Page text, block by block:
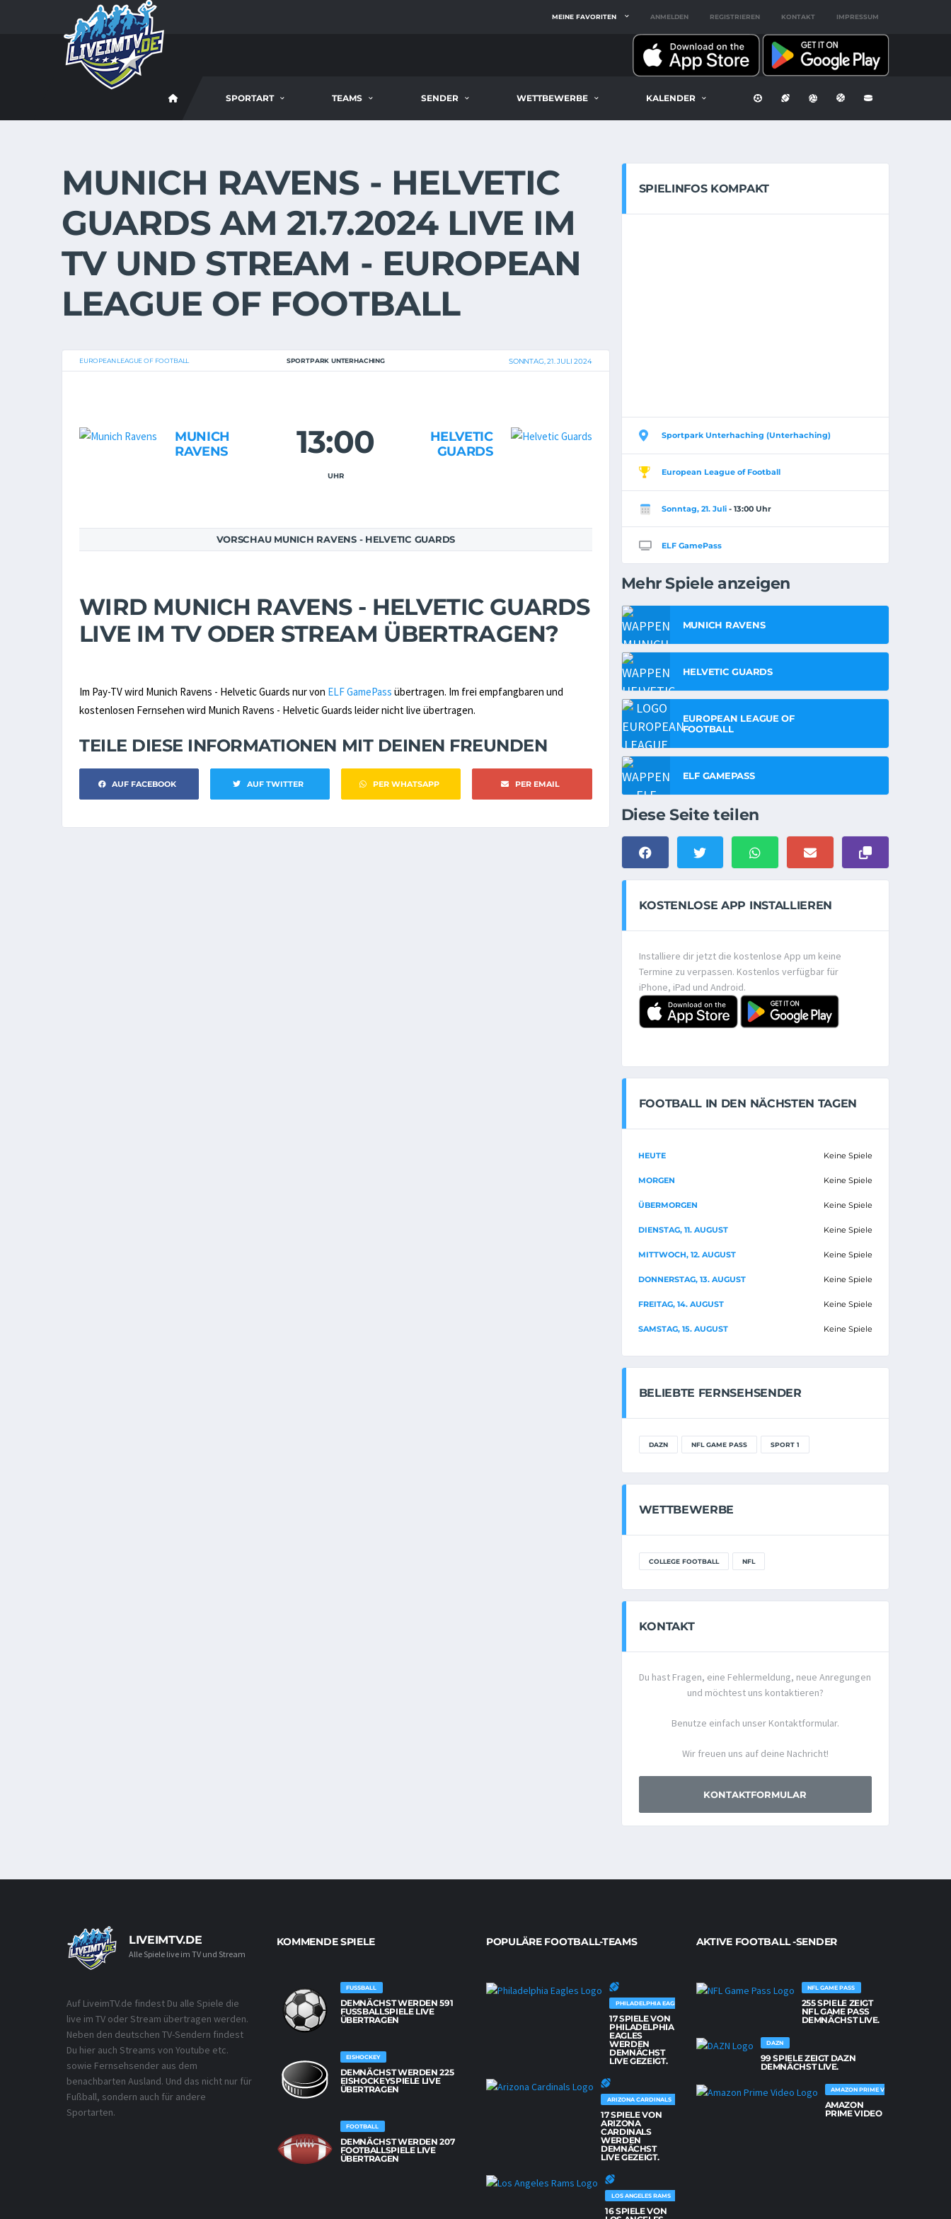
MEINE FAVORITEN ANMELDEN REGISTRIEREN KONTAKT IMPRESSUM
SPORTART TEAMS SENDER WETTBEWERBE KALENDER
MUNICH RAVENS - HELVETIC
GUARDS AM 21.7.2024 LIVE IM
TV UND STREAM - EUROPEAN
LEAGUE OF FOOTBALL
EUROPEAN LEAGUE OF FOOTBALL SPORTPARK UNTERHACHING SONNTAG, 21. JULI 2024
MUNICH
RAVENS
13:00
UHR
HELVETIC
GUARDS
VORSCHAU MUNICH RAVENS - HELVETIC GUARDS
WIRD MUNICH RAVENS - HELVETIC GUARDS
LIVE IM TV ODER STREAM ÜBERTRAGEN?
Im Pay-TV wird Munich Ravens - Helvetic Guards nur von ELF GamePass übertragen. Im frei empfangbaren und
kostenlosen Fernsehen wird Munich Ravens - Helvetic Guards leider nicht live übertragen.
TEILE DIESE INFORMATIONEN MIT DEINEN FREUNDEN
AUF FACEBOOK AUF TWITTER PER WHATSAPP PER EMAIL
SPIELINFOS KOMPAKT
Sportpark Unterhaching (Unterhaching)
European League of Football
Sonntag, 21. Juli- 13:00 Uhr
ELF GamePass
Mehr Spiele anzeigen
MUNICH RAVENS
HELVETIC GUARDS
EUROPEAN LEAGUE OF
FOOTBALL
ELF GAMEPASS
Diese Seite teilen
KOSTENLOSE APP INSTALLIEREN
Installiere dir jetzt die kostenlose App um keine
Termine zu verpassen. Kostenlos verfügbar für
iPhone, iPad und Android.
FOOTBALL IN DEN NÄCHSTEN TAGEN
HEUTE Keine Spiele
MORGEN Keine Spiele
ÜBERMORGEN Keine Spiele
DIENSTAG, 11. AUGUST Keine Spiele
MITTWOCH, 12. AUGUST Keine Spiele
DONNERSTAG, 13. AUGUST Keine Spiele
FREITAG, 14. AUGUST Keine Spiele
SAMSTAG, 15. AUGUST Keine Spiele
BELIEBTE FERNSEHSENDER
DAZN NFL GAME PASS SPORT 1
WETTBEWERBE
COLLEGE FOOTBALL NFL
KONTAKT
Du hast Fragen, eine Fehlermeldung, neue Anregungen
und möchtest uns kontaktieren?
Benutze einfach unser Kontaktformular.
Wir freuen uns auf deine Nachricht!
KONTAKTFORMULAR
LIVEIMTV.DE
Alle Spiele live im TV und Stream
Auf LiveimTV.de findest Du alle Spiele die
live im TV oder Stream übertragen werden.
Neben den deutschen TV-Sendern findest
Du hier auch Streams von Youtube etc.
sowie Fernsehsender aus dem
benachbarten Ausland. Und das nicht nur für
Fußball, sondern auch für andere
Sportarten.
KOMMENDE SPIELE
FUSSBALL
DEMNÄCHST WERDEN 591
FUSSBALLSPIELE LIVE Ü
BERTRAGEN
EISHOCKEY
DEMNÄCHST WERDEN 225
EISHOCKEYSPIELE LIVE
ÜBERTRAGEN
FOOTBALL
DEMNÄCHST WERDEN 207
FOOTBALLSPIELE LIVE
ÜBERTRAGEN
POPULÄRE FOOTBALL-TEAMS
PHILADELPHIA EAGLES
17 SPIELE VON
PHILADELPHIA
EAGLES
WERDEN
DEMNÄCHST
LIVE GEZEIGT.
ARIZONA CARDINALS
17 SPIELE VON
ARIZONA
CARDINALS
WERDEN
DEMNÄCHST
LIVE GEZEIGT.
LOS ANGELES RAMS
16 SPIELE VON
AKTIVE FOOTBALL -SENDER
NFL GAME PASS
255 SPIELE ZEIGT
NFL GAME PASS
DEMNÄCHST LIVE.
DAZN
99 SPIELE ZEIGT DAZN
DEMNÄCHST LIVE.
AMAZON PRIME VIDEO
AMAZON
PRIME VIDEO